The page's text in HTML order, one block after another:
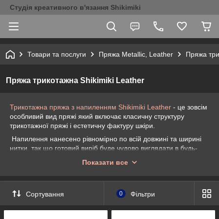
Студія креативного в'язання Shikimiki
Товари та послуги Пряжа Metallic, Leather Пряжа
Пряжа трикотажна Shikimiki Leather
Трикотажна пряжа з напиленням Shikimiki Leather - це зовсім
особливий вид пряжі який включає класичну структуру
трикотажної пряжі і естетичну фактуру шкіри.
Напилення нанесено рівномірно по всій довжині та ширині
нитки, так що готовий виріб буде чудово виглядати в будь-
Пряжу з напиленням Shikimiki Leather відрізняє цілий ряд
якостей:
Багата палітра кольорів;
Показати все
Сортування 0 Фільтри